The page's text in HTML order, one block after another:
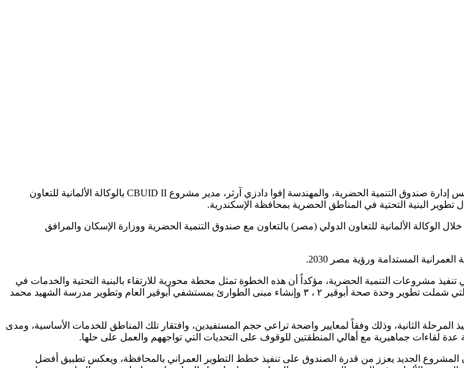
اجتمع الفريق أحمد خالد حسن سعيد، محافظ الإسكندرية، بالمهندس خالد صديق، رئيس مجلس إدارة صندوق التنمية الحضرية، والمهندسة إفوا دادزي آرثر، مدير مشروع CBUID II بالوكالة الألمانية للتعاون
خلال الوكالة الألمانية للتعاون الدولي (مصر) بالتعاون مع صندوق التنمية الحضرية ووزارة الإسكان والمرافق
المستدامة ورؤية مصر 2030.
مشروعات التنمية الحضرية، مؤكداً أن هذه الخطوة تمثل محطة محورية للارتقاء بالبنية التحتية والخدمات في
المناطق الأكثر احتياجاً، مشيدًا بما تحقق في المرحلة الأولى من المشروع بمنطقة أبوقير، والتي شملت تطوير وحدة صحة أبوقير ٢ ، ٣ وإنشاء مبنى الطوارئ بمستشفي أبوقير العام وتطوير مدرسة الشهيد محمد
الثانية، وذلك وفقاً لمعايير واضحة تراعي حجم المستفيدين، وافتقار تلك المناطق للخدمات الأساسية، ومدى
عدة لقاءات جماهيرية مع أهالي المنطقتين للوقوف على التحديات التي تواجههم والعمل على حلها.
المشروع الجديد يعزز من قدرة الصندوق على تنفيذ خطط التطوير العمراني بالمحافظة، ويعكس تطبيق أفضل